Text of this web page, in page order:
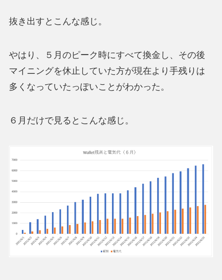
抜き出すとこんな感じ。
やはり、５月のピーク時にすべて換金し、その後
マイニングを休止していた方が現在より手残りは
多くなっていたっぽいことがわかった。
６月だけで見るとこんな感じ。